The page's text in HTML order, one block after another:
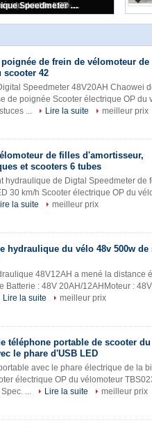
Vélo électrique de scooter pour des adultes, scooter électrique haute puissance de rue
de frein de vélomoteur de
scooter 42
Speedmeter 48V20AH Chaowei
de poignée Scooter électrique OP
...
Lire la suite
meilleur prix
de filles d'amortisseur,
et scooters 6 tubes
hydraulique de Digtal Speedmeter de
30 km/h Scooter électrique OP du
la suite
meilleur prix
hydraulique du vélo 48v 500w de
48V12AH a mené la distance
Batterie : 48V 20AH/12AHMoteur :
Lire la suite
meilleur prix
téléphone portable de scooter du
le phare d'USB LED
avec le phare électrique de la
électrique OP du vélomoteur
...
Lire la suite
meilleur prix